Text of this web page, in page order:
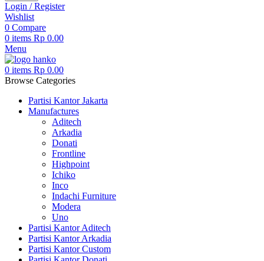
Login / Register
Wishlist
0 Compare
0 items Rp 0.00
Menu
0 items Rp 0.00
Browse Categories
Partisi Kantor Jakarta
Manufactures
Aditech
Arkadia
Donati
Frontline
Highpoint
Ichiko
Inco
Indachi Furniture
Modera
Uno
Partisi Kantor Aditech
Partisi Kantor Arkadia
Partisi Kantor Custom